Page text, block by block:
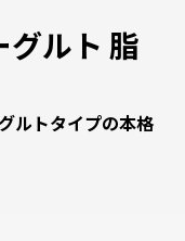
ルト 脂
ルトタイプの本格